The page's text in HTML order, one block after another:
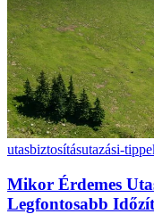
utasbiztosításutazási-
Mikor Érdemes
Legfontosabb